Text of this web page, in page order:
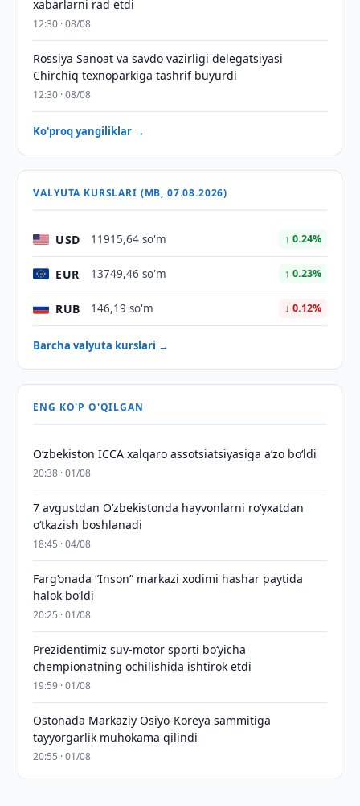
xabarlarni rad etdi
12:30 · 08/08
Rossiya Sanoat va savdo vazirligi delegatsiyasi
Chirchiq texnoparkiga tashrif buyurdi
12:30 · 08/08
Ko'proq yangiliklar →
VALYUTA KURSLARI (MB, 07.08.2026)
USD 11915,64 so'm ↑ 0.24%
EUR 13749,46 so'm ↑ 0.23%
RUB 146,19 so'm ↓ 0.12%
Barcha valyuta kurslari →
ENG KO'P O'QILGAN
O‘zbekiston ICCA xalqaro assotsiatsiyasiga aʼzo bo‘ldi
20:38 · 01/08
7 avgustdan O‘zbekistonda hayvonlarni ro‘yxatdan
o‘tkazish boshlanadi
18:45 · 04/08
Farg‘onada “Inson” markazi xodimi hashar paytida
halok bo‘ldi
20:25 · 01/08
Prezidentimiz suv-motor sporti bo‘yicha
chempionatning ochilishida ishtirok etdi
19:59 · 01/08
Ostonada Markaziy Osiyo-Koreya sammitiga
tayyorgarlik muhokama qilindi
20:55 · 01/08